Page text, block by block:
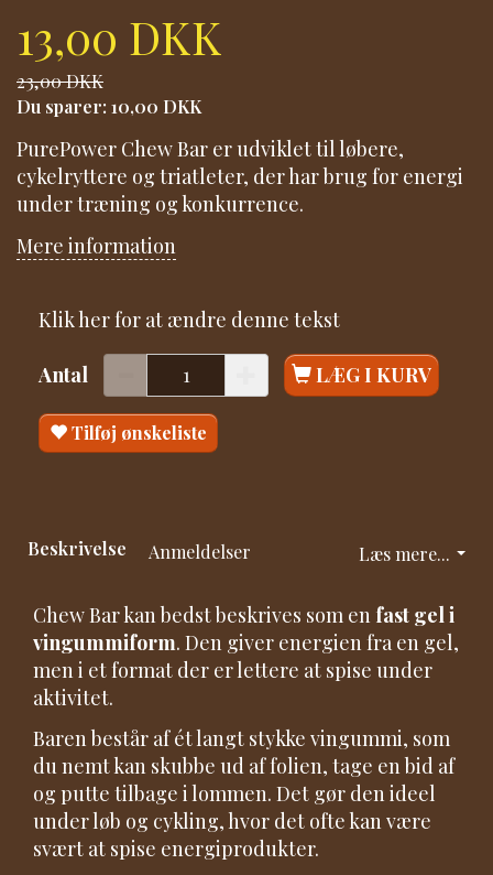
13,00 DKK
23,00 DKK
Du sparer: 10,00 DKK
PurePower Chew Bar er udviklet til løbere,
cykelryttere og triatleter, der har brug for energi
under træning og konkurrence.
Mere information
Klik her for at ændre denne tekst
Antal LÆG I KURV
Tilføj ønskeliste
Læs mere...
Beskrivelse Anmeldelser
Chew Bar kan bedst beskrives som en fast gel i
vingummiform. Den giver energien fra en gel,
men i et format der er lettere at spise under
aktivitet.
Baren består af ét langt stykke vingummi, som
du nemt kan skubbe ud af folien, tage en bid af
og putte tilbage i lommen. Det gør den ideel
under løb og cykling, hvor det ofte kan være
svært at spise energiprodukter.